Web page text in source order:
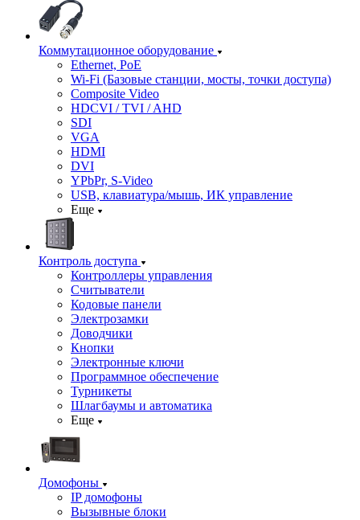
Коммутационное оборудование
Ethernet, PoE
Wi-Fi (Базовые станции, мосты, точки доступа)
Composite Video
HDCVI / TVI / AHD
SDI
VGA
HDMI
DVI
YPbPr, S-Video
USB, клавиатура/мышь, ИК управление
Еще
Контроль доступа
Контроллеры управления
Считыватели
Кодовые панели
Электрозамки
Доводчики
Кнопки
Электронные ключи
Программное обеспечение
Турникеты
Шлагбаумы и автоматика
Еще
Домофоны
IP домофоны
Вызывные блоки